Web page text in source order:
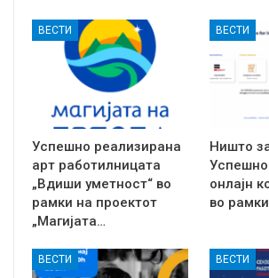
ВЕСТИ
Успешно реализирана
арт работилницата
„Вдиши уметност“ во
рамки на проектот
„Магијата…
ВЕСТИ
Ништо
онлајн
во
ВЕСТИ ВЕСТИ